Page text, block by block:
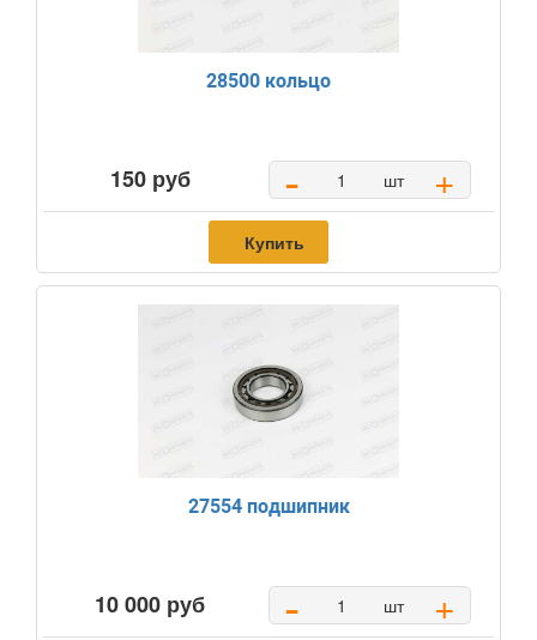
28500 кольцо
150 руб - шт +
Купить
27554 подшипник
10 000 руб - шт +